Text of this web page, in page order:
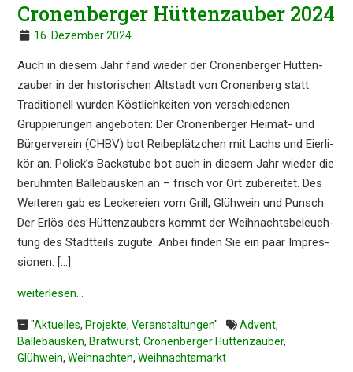
Cronen­ber­ger Hütten­zau­ber 2024
16. Dezember 2024
Auch in diesem Jahr fand wieder der Cronen­ber­ger Hütten­
zau­ber in der histo­ri­schen Altstadt von Cronen­berg statt.
Tradi­tio­nell wurden Köstlich­kei­ten von verschie­de­nen
Gruppie­run­gen angebo­ten: Der Cronen­ber­ger Heimat- und
Bürger­ver­ein (CHBV) bot Reibe­plätz­chen mit Lachs und Eierli­
kör an. Polick’s Backstu­be bot auch in diesem Jahr wieder die
berühm­ten Bälle­bä­us­ken an – frisch vor Ort zuberei­tet. Des
Weite­ren gab es Lecke­rei­en vom Grill, Glühwein und Punsch.
Der Erlös des Hütten­zau­bers kommt der Weihnachts­be­leuch­
tung des Stadt­teils zugute. Anbei finden Sie ein paar Impres­
sio­nen. […]
weiter­le­sen…
"Aktuelles, Projekte, Veranstaltungen" Advent,
Bällebäusken, Bratwurst, Cronenberger Hüttenzauber,
Glühwein, Weihnachten, Weihnachtsmarkt